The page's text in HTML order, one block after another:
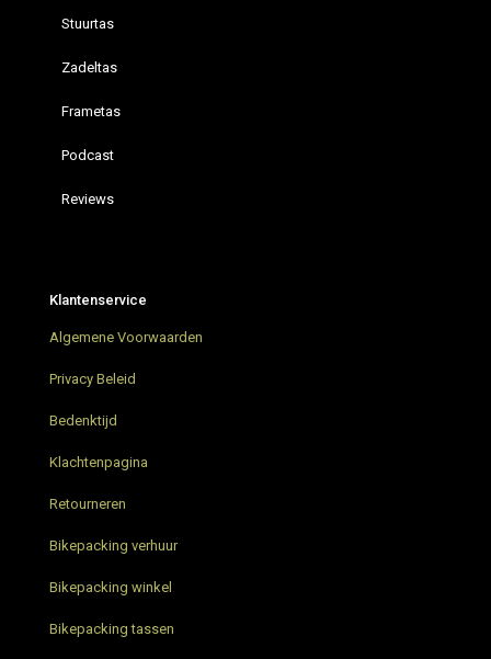
Stuurtas
Zadeltas
Frametas
Podcast
Reviews
AGU Venture Extreme Green Bikepacking tassen
Grunnduro Gravel Bikepacking weekend
Bikepacking trip in Nederland
Parapera Anemos Gravelbike
Restrap Bar Pack stuurtas – Nieuw
Bikepacking trip Limburg
Restrap bikepacking tassen – Review
Bikepacking met AGU – wat neem je mee?
Klantenservice
Algemene Voorwaarden
Privacy Beleid
Bedenktijd
Klachtenpagina
Retourneren
Bikepacking verhuur
Bikepacking winkel
Bikepacking tassen